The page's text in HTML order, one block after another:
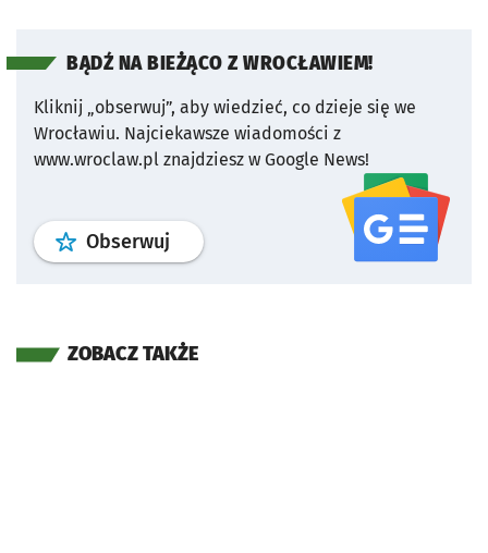
BĄDŹ NA BIEŻĄCO Z WROCŁAWIEM!
Kliknij „obserwuj”, aby wiedzieć, co dzieje się we
Wrocławiu. Najciekawsze wiadomości z
www.wroclaw.pl znajdziesz w Google News!
Obserwuj profil serwisu
ZOBACZ TAKŻE